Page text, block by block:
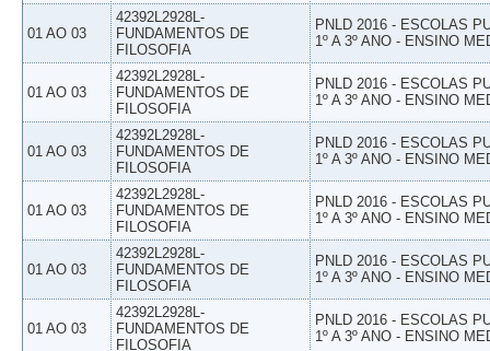
01 AO 03
42392L2928L-
FUNDAMENTOS DE
FILOSOFIA
PNLD 2016 - ESCOLAS
1º A 3º ANO - ENSINO
01 AO 03
42392L2928L-
FUNDAMENTOS DE
FILOSOFIA
PNLD 2016 - ESCOLAS
1º A 3º ANO - ENSINO
01 AO 03
42392L2928L-
FUNDAMENTOS DE
FILOSOFIA
PNLD 2016 - ESCOLAS
1º A 3º ANO - ENSINO
01 AO 03
42392L2928L-
FUNDAMENTOS DE
FILOSOFIA
PNLD 2016 - ESCOLAS
1º A 3º ANO - ENSINO
01 AO 03
42392L2928L-
FUNDAMENTOS DE
FILOSOFIA
PNLD 2016 - ESCOLAS
1º A 3º ANO - ENSINO
01 AO 03
42392L2928L-
FUNDAMENTOS DE
FILOSOFIA
PNLD 2016 - ESCOLAS
1º A 3º ANO - ENSINO